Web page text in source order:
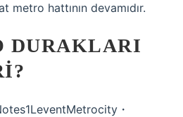
metro hattının devamıdır.
DURAKLARI
・